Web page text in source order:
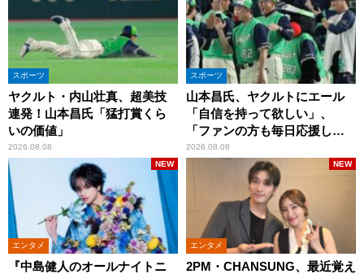
スポーツ
ヤクルト・内山壮真、超美技
連発！山本昌氏「猛打賞くら
いの価値」
2026.08.08
スポーツ
山本昌氏、ヤクルトにエール
「自信を持って欲しい」、
「ファンの方も毎日応援して
くれています」
2026.08.08
エンタメ
『中島健人のオールナイトニ
NEW
エンタメ
2PM・CHANSUNG、最近覚え
NEW